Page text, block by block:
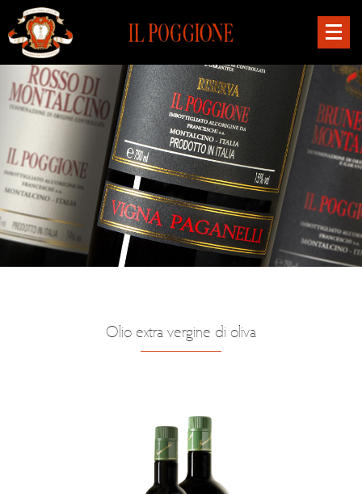
Olio extra vergine di oliva